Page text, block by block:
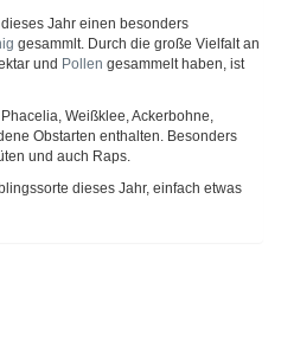
Jahr einen besonders
gesammlt. Durch die große Vielfalt an
und Pollen gesammelt haben, ist
Weißklee, Ackerbohne,
Obstarten enthalten. Besonders
und auch Raps.
dieses Jahr, einfach etwas